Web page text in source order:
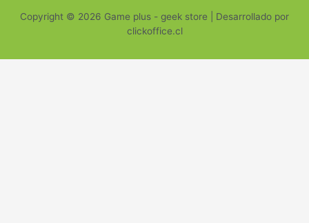
Copyright © 2026 Game plus - geek store | Desarrollado por
clickoffice.cl